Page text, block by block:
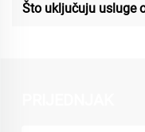
Što uključuju usluge